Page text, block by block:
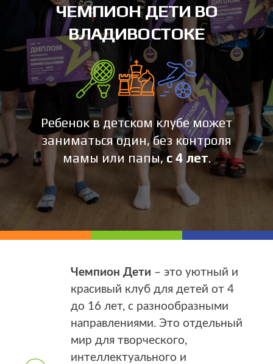
ЧЕМПИОНДЕТИ ВО
ВЛАДИВОСТОКЕ
Ребенок в детском клубе может
заниматься один, без контроля
мамы или папы,с 4 лет.
Чемпион Дети – это уютный и
красивый клуб для детей от 4
до 16 лет, с разнообразными
направлениями. Это отдельный
мир для творческого,
интеллектуального и